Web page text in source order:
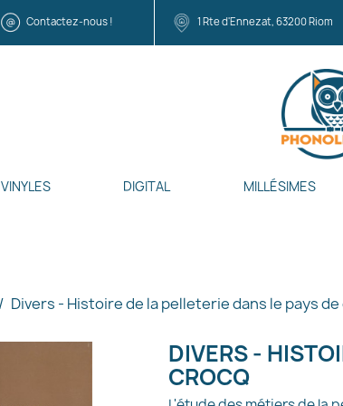
Contactez-nous ! 1 Rte d'Ennezat, 63200 Riom
VINYLES DIGITAL MILLÉSIMES
Divers - Histoire de la pelleterie dans le pays
DIVERS -
CROCQ